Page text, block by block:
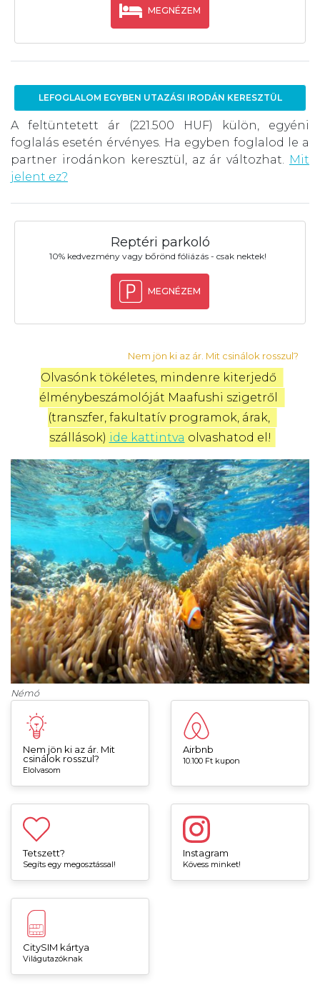
MEGNÉZEM
LEFOGLALOM EGYBEN UTAZÁSI IRODÁN KERESZTÜL
A feltüntetett ár (221.500 HUF) külön, egyéni
foglalás esetén érvényes. Ha egyben foglalod le a
partner irodánkon keresztül, az ár változhat. Mit
jelent ez?
Reptéri parkoló
10% kedvezmény vagy bőrönd fóliázás - csak nektek!
MEGNÉZEM
Nem jön ki az ár. Mit csinálok rosszul?
Olvasónk tökéletes, mindenre kiterjedő
élménybeszámolóját Maafushi szigetről
(transzfer, fakultatív programok, árak,
szállások) ide kattintva olvashatod el!
Némó
Nem jön ki az ár. Mit
csinálok rosszul?
Elolvasom
Airbnb
10.100 Ft kupon
Tetszett?
Segíts egy megosztással!
Instagram
Kövess minket!
CitySIM kártya
Világutazóknak